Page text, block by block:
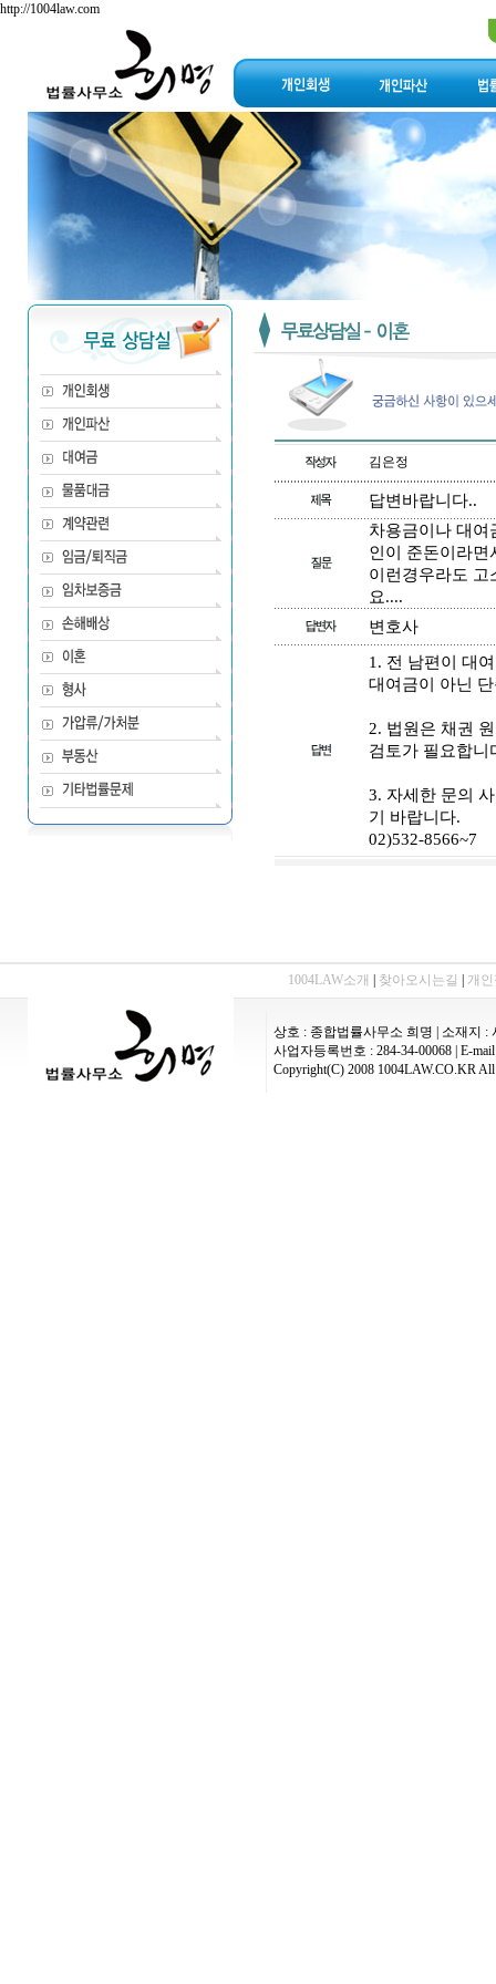
http://1004law.com
김은정
답변바랍니다..
차용금이나 대여
인이 준돈이라면
이런경우라도 고
요....
변호사
1. 전 남편이 대
대여금이 아닌
2. 법원은 채권
검토가 필요합니
3. 자세한 문의
기 바랍니다.
02)532-8566~7
1004LAW소개 찾아오시는길 개
상호 : 종합법률사무소 희명 | 소재지 :
사업자등록번호 : 284-34-00068 | E-
Copyright(C) 2008 1004LAW.CO.KR All